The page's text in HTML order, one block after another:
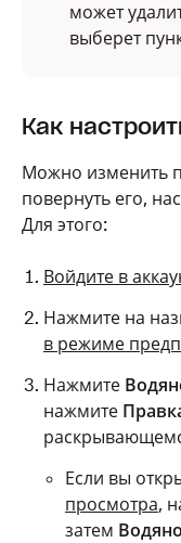
может
выберет
Как
Можно изменить
повернуть его,
Для этого:
Войдите в
Нажмите на
в режиме
Нажмите
нажмите
Если вы
просмотра,
затем